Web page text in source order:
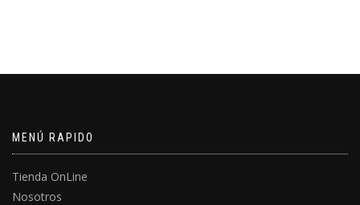
MENÚ RAPIDO
Tienda OnLine
Nosotros